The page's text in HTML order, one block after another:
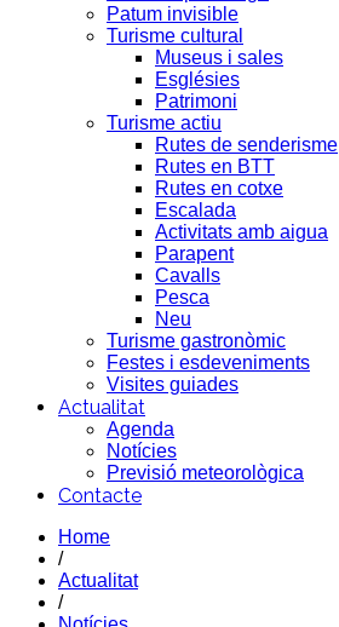
Patum invisible
Turisme cultural
Museus i sales
Esglésies
Patrimoni
Turisme actiu
Rutes de senderisme
Rutes en BTT
Rutes en cotxe
Escalada
Activitats amb aigua
Parapent
Cavalls
Pesca
Neu
Turisme gastronòmic
Festes i esdeveniments
Visites guiades
Actualitat
Agenda
Notícies
Previsió meteorològica
Contacte
Home
/
Actualitat
/